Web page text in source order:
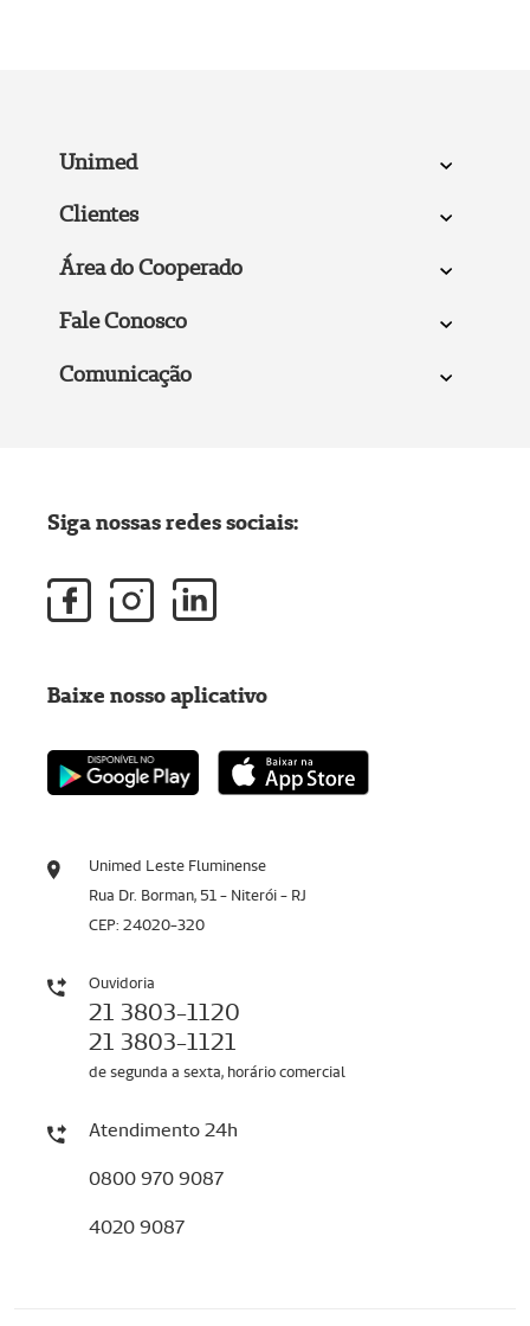
Unimed
Clientes
Área do Cooperado
Fale Conosco
Comunicação
Unimed Leste Fluminense
Rua Dr. Borman, 51 - Niterói - RJ
CEP: 24020-320
Ouvidoria
21 3803-1120
21 3803-1121
de segunda a sexta, horário comercial
Atendimento 24h
0800 970 9087
4020 9087
Siga nossas redes sociais:
Baixe nosso aplicativo